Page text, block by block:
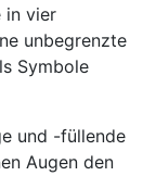
in vier
unbegrenzte
Symbole
und -füllende
Augen den